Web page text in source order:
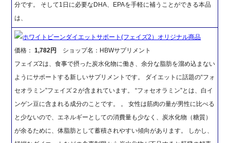
分です。 そして1日に必要なDHA、EPAを手軽に補うことができる本品
は、
ホワイトビーンダイエットサポート(フェイズ2）オリジナル商品
価格：1,782円
ショップ名：HBWサプリメント
フェイズ2は、食事で摂った炭水化物に働き、余分な脂肪を溜め込まない
ようにサポートする新しいサプリメントです。 ダイエットに話題の“フォ
セオラミン”フェイズ２が含まれています。 “フォセオラミン”とは、白イ
ンゲン豆に含まれる成分のことです。 。 女性は筋肉の量が男性に比べる
と少ないので、エネルギーとしての消費量も少なく、炭水化物（糖質）
が余るために、体脂肪として蓄積されやすい傾向があります。 しかし、